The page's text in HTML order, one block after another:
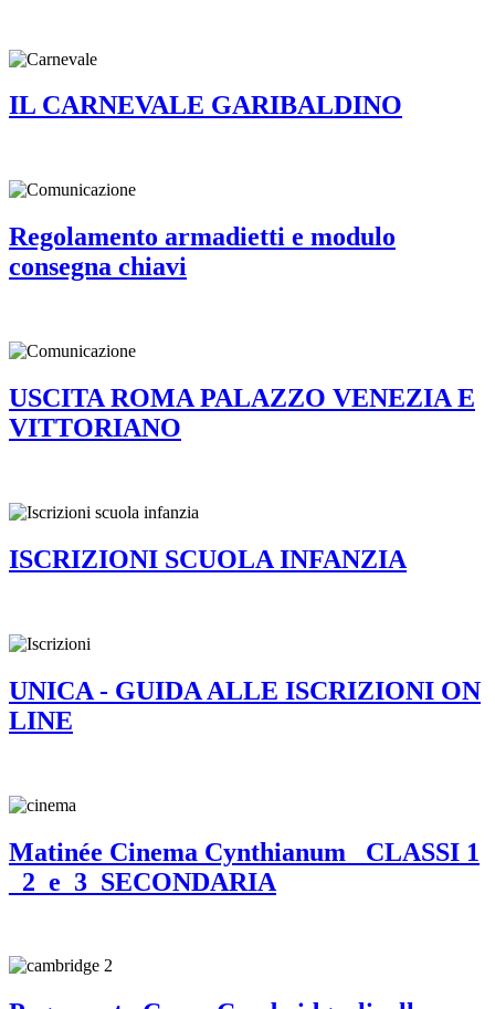
IL CARNEVALE GARIBALDINO
Regolamento armadietti e modulo
consegna chiavi
USCITA ROMA PALAZZO VENEZIA E
VITTORIANO
ISCRIZIONI SCUOLA INFANZIA
UNICA - GUIDA ALLE ISCRIZIONI ON
LINE
Matinée Cinema Cynthianum _CLASSI 1
_2_e_3_SECONDARIA